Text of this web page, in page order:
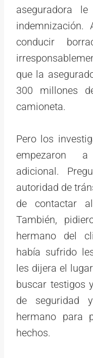
aseguradora
conducir
que la
300 millones
camioneta.
Pero los
empezaron
adicional.
autoridad de
de contactar
También,
hermano del
había sufrido
les dijera el
buscar testigos
de seguridad
hermano para
hechos.